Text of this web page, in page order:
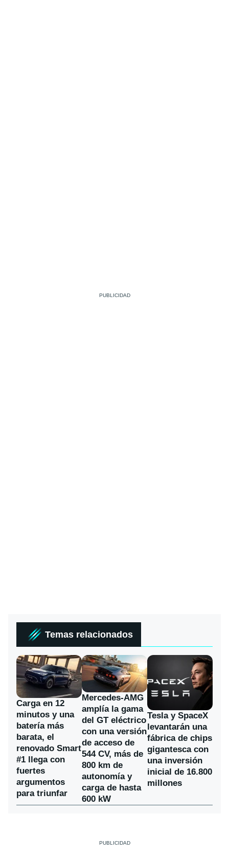
Temas relacionados
Carga en 12
minutos y una
batería más
barata, el
renovado Smart
#1 llega con
fuertes
argumentos
para triunfar
Mercedes-AMG
amplía la gama
del GT eléctrico
con una versión
de acceso de
544 CV, más de
800 km de
autonomía y
carga de hasta
600 kW
Tesla y SpaceX
levantarán una
fábrica de chips
gigantesca con
una inversión
inicial de 16.800
millones